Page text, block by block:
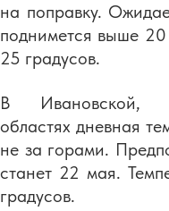
на поправку.
поднимется выше 20
25 градусов.
В Ивановской,
областях дневная
не за горами.
станет 22 мая.
градусов.